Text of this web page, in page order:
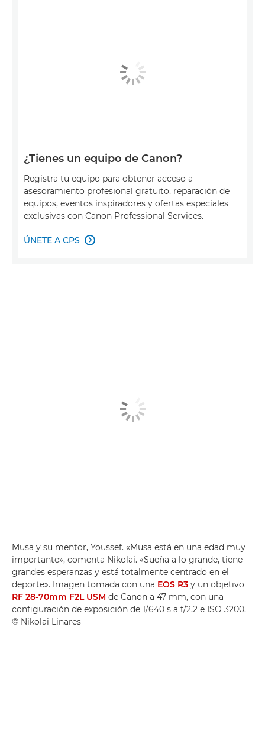
¿Tienes un equipo de Canon?
Registra tu equipo para obtener acceso a
asesoramiento profesional gratuito, reparación de
equipos, eventos inspiradores y ofertas especiales
exclusivas con Canon Professional Services.
ÚNETE A CPS 
Musa y su mentor, Youssef. «Musa está en una edad muy
importante», comenta Nikolai. «Sueña a lo grande, tiene
grandes esperanzas y está totalmente centrado en el
deporte». Imagen tomada con una EOS R3 y un objetivo
RF 28-70mm F2L USM de Canon a 47 mm, con una
configuración de exposición de 1/640 s a f/2,2 e ISO 3200.
© Nikolai Linares